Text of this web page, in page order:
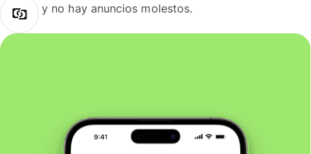
y no hay anuncios molestos.